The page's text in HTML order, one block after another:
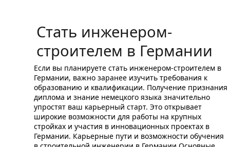
Стать инженером-
строителем в Германии
Если вы планируете стать инженером-строителем в
Германии, важно заранее изучить требования к
образованию и квалификации. Получение признания
диплома и знание немецкого языка значительно
упростят ваш карьерный старт. Это открывает
широкие возможности для работы на крупных
стройках и участия в инновационных проектах в
Германии. Карьерные пути и возможности обучения